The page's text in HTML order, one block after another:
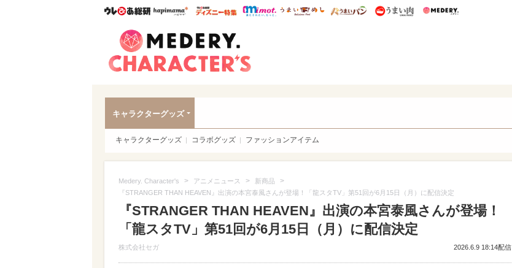
ウレぴあ総研ハピママ* ウレぴあ総研 ディズニー特集
mimot. うまいめし うまいパン うまい肉
キャラクターグッズ
キャラクターグッズ コラボグッズ ファッションアイテム
Medery. Character's > アニメニュース > 新商品 >
『STRANGER THAN HEAVEN』出演の本宮泰風さんが登場！「龍スタTV」第51回が6月15日（月）に配信決定
『STRANGER THAN HEAVEN』出演の本宮泰風さんが登場！
「龍スタTV」第51回が6月15日（月）に配信決定
株式会社セガ 2026.6.9 18:14配信